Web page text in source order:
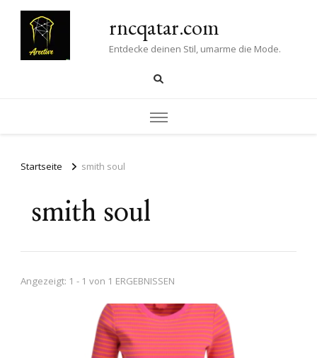
rncqatar.com
Entdecke deinen Stil, umarme die Mode.
Startseite smith soul
smith soul
Angezeigt: 1 - 1 von 1 ERGEBNISSEN